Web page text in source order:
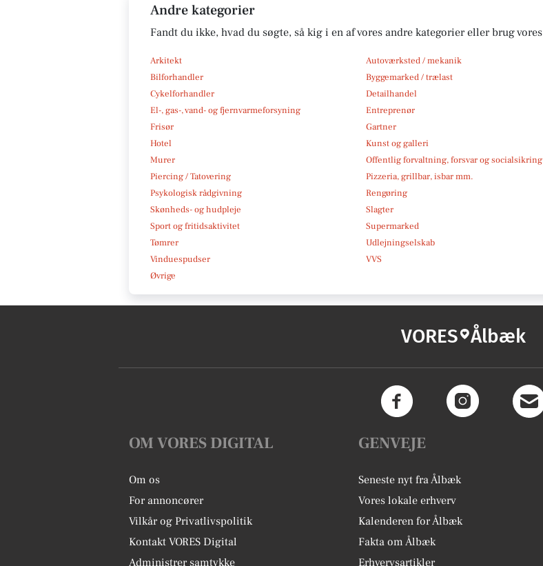
Andre kategorier
Fandt du ikke, hvad du søgte, så kig i en af vores andre kategorier eller brug vores
Arkitekt Autoværksted / mekanik
Bilforhandler
Byggemarked / trælast
Cykelforhandler
Detailhandel
El-, gas-, vand- og fjernvarmeforsyning
Entreprenør
Frisør
Gartner
Hotel
Kunst og galleri
Murer
Offentlig forvaltning, forsvar og socialsikring
Piercing / Tatovering
Pizzeria, grillbar, isbar mm.
Psykologisk rådgivning
Rengøring
Skønheds- og hudpleje
Slagter
Sport og fritidsaktivitet
Supermarked
Tømrer
Udlejningselskab
Vinduespudser
VVS
Øvrige
VORES Ålbæk
OM VORES DIGITAL
Om os
For annoncører
Vilkår og Privatlivspolitik
Kontakt VORES Digital
Administrer samtykke
GENVEJE
Seneste nyt fra Ålbæk
Vores lokale erhverv
Kalenderen for Ålbæk
Fakta om Ålbæk
Erhvervsartikler